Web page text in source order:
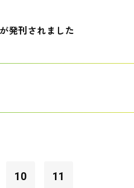
発刊されました
10 11